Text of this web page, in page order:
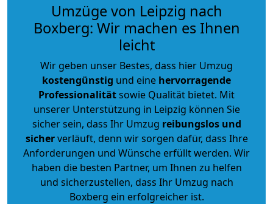
Umzüge von Leipzig nach
Boxberg: Wir machen es Ihnen
leicht
Wir geben unser Bestes, dass hier Umzug
kostengünstig und eine hervorragende
Professionalitätsowie Qualität bietet. Mit
unserer Unterstützung in Leipzig können Sie
sicher sein, dass Ihr Umzug reibungslos und
sicherverläuft, denn wir sorgen dafür, dass Ihre
Anforderungen und Wünsche erfüllt werden. Wir
haben die besten Partner, um Ihnen zu helfen
und sicherzustellen, dass Ihr Umzug nach
Boxberg ein erfolgreicher ist.